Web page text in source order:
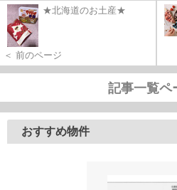
★北海道のお土産★
＜ 前のページ
記事一覧ペ
おすすめ物件